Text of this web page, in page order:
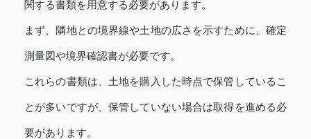
関する書類を用意する必要があります。
まず、隣地との境界線や土地の広さを示すために、確定
測量図や境界確認書が必要です。
これらの書類は、土地を購入した時点で保管しているこ
とが多いですが、保管していない場合は取得を進める必
要があります。